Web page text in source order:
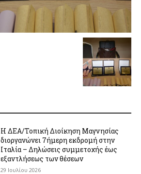
Η ΔΕΑ/Τοπική Διοίκηση Μαγνησίας
διοργανώνει 7ήμερη εκδρομή στην
Ιταλία – Δηλώσεις συμμετοχής έως
εξαντλήσεως των θέσεων
29 Ιουλίου 2026